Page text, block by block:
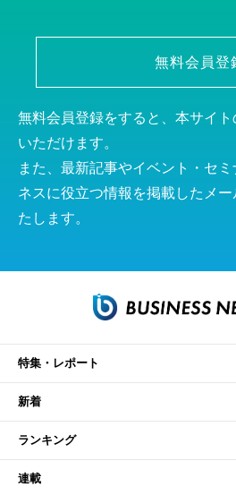
無料会員登
無料会員登録をすると、本サイ
いただけます。
また、最新記事やイベント・セ
ネスに役立つ情報を掲載したメ
たします。
特集・レポート
新着
ランキング
連載